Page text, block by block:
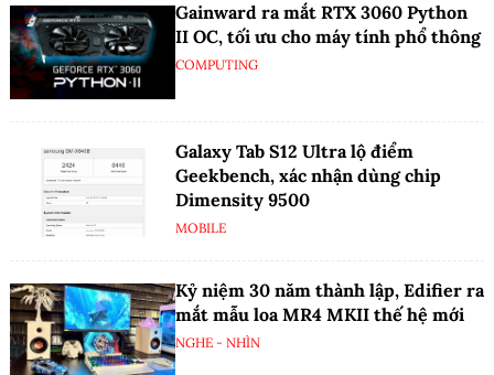
Gainward ra mắt RTX 3060 Python
II OC, tối ưu cho máy tính phổ thông
COMPUTING
Galaxy Tab S12 Ultra lộ điểm
Geekbench, xác nhận dùng chip
Dimensity 9500
MOBILE
Kỷ niệm 30 năm thành lập, Edifier ra
mắt mẫu loa MR4 MKII thế hệ mới
NGHE - NHÌN